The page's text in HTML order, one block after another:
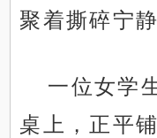
聚着撕碎宁
一位女学
桌上，正平